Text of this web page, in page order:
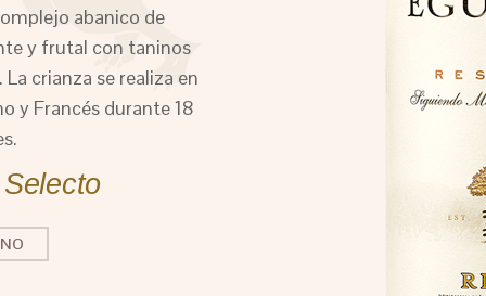
abanico de
y frutal con taninos
crianza se realiza en
y Francés durante 18